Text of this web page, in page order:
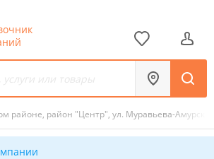
районе, район "Центр", ул. Муравьева-